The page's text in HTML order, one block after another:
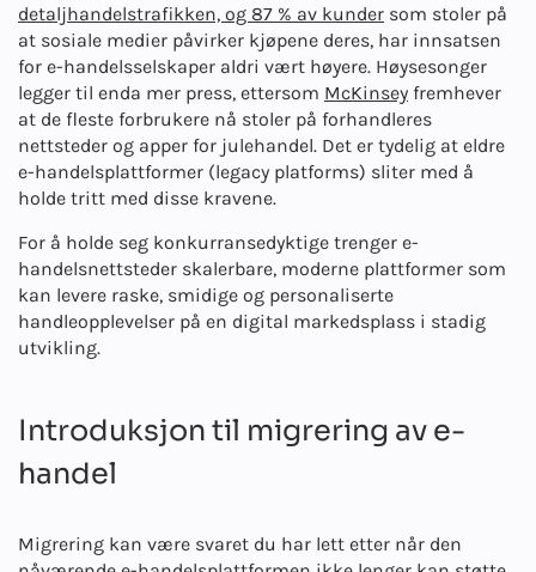
detaljhandelstrafikken, og 87 % av kunder som stoler på
at sosiale medier påvirker kjøpene deres, har innsatsen
for e-handelsselskaper aldri vært høyere. Høysesonger
legger til enda mer press, ettersom McKinsey fremhever
at de fleste forbrukere nå stoler på forhandleres
nettsteder og apper for julehandel. Det er tydelig at eldre
e-handelsplattformer (legacy platforms) sliter med å
holde tritt med disse kravene.
For å holde seg konkurransedyktige trenger e-
handelsnettsteder skalerbare, moderne plattformer som
kan levere raske, smidige og personaliserte
handleopplevelser på en digital markedsplass i stadig
utvikling.
Introduksjon til migrering av e-
handel
Migrering kan være svaret du har lett etter når den